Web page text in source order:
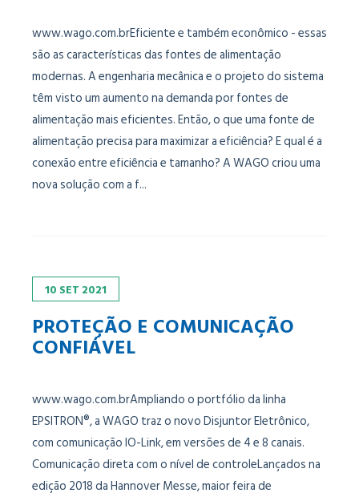
www.wago.com.brEficiente e também econômico - essas
são as características das fontes de alimentação
modernas. A engenharia mecânica e o projeto do sistema
têm visto um aumento na demanda por fontes de
alimentação mais eficientes. Então, o que uma fonte de
alimentação precisa para maximizar a eficiência? E qual é a
conexão entre eficiência e tamanho? A WAGO criou uma
nova solução com a f...
10 SET 2021
PROTEÇÃO E COMUNICAÇÃO
CONFIÁVEL
www.wago.com.brAmpliando o portfólio da linha
EPSITRON®, a WAGO traz o novo Disjuntor Eletrônico,
com comunicação IO-Link, em versões de 4 e 8 canais.
Comunicação direta com o nível de controleLançados na
edição 2018 da Hannover Messe, maior feira de